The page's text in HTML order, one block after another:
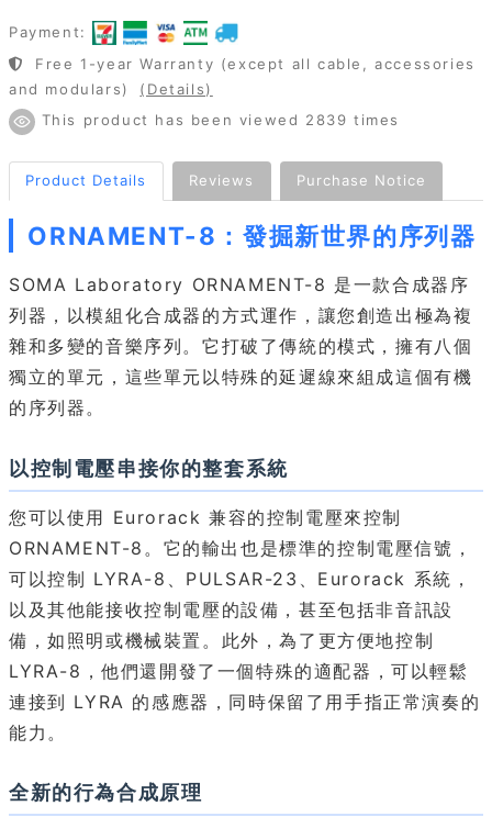
Payment:
Free 1-year Warranty (except all cable, accessories
and modulars)
(Details)
This product has been viewed 2839 times
Product Details Reviews Purchase Notice
ORNAMENT-8：發掘新世界的序列器
SOMA Laboratory ORNAMENT-8 是一款合成器序
列器，以模組化合成器的方式運作，讓您創造出極為複
雜和多變的音樂序列。它打破了傳統的模式，擁有八個
獨立的單元，這些單元以特殊的延遲線來組成這個有機
的序列器。
以控制電壓串接你的整套系統
您可以使用 Eurorack 兼容的控制電壓來控制
ORNAMENT-8。它的輸出也是標準的控制電壓信號，
可以控制 LYRA-8、PULSAR-23、Eurorack 系統，
以及其他能接收控制電壓的設備，甚至包括非音訊設
備，如照明或機械裝置。此外，為了更方便地控制
LYRA-8，他們還開發了一個特殊的適配器，可以輕鬆
連接到 LYRA 的感應器，同時保留了用手指正常演奏的
能力。
全新的行為合成原理